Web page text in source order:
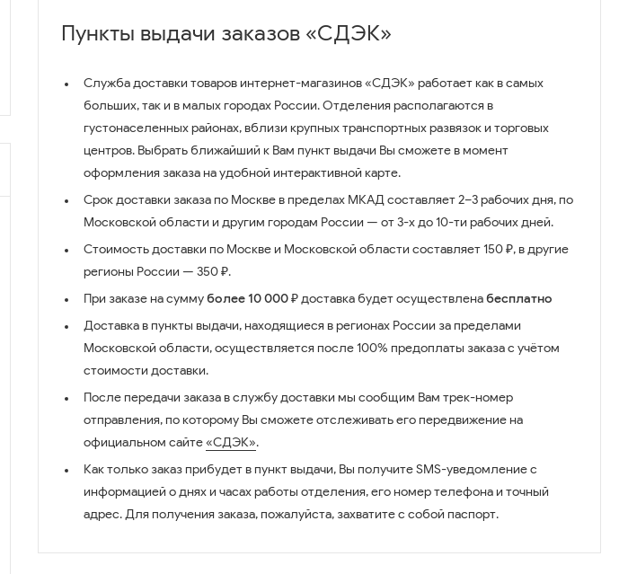
Пункты выдачи заказов «СДЭК»
Служба доставки товаров интернет-магазинов «СДЭК» работает как в самых
больших, так и в малых городах России. Отделения располагаются в
густонаселенных районах, вблизи крупных транспортных развязок и торговых
центров. Выбрать ближайший к Вам пункт выдачи Вы сможете в момент
оформления заказа на удобной интерактивной карте.
Срок доставки заказа по Москве в пределах МКАД составляет 2–3 рабочих дня, по
Московской области и другим городам России — от 3-х до 10-ти рабочих дней.
Стоимость доставки по Москве и Московской области составляет 150 ₽, в другие
регионы России — 350 ₽.
При заказе на суммуболее 10 000 ₽доставка будет осуществленабесплатно
Доставка в пункты выдачи, находящиеся в регионах России за пределами
Московской области, осуществляется после 100% предоплаты заказа с учётом
стоимости доставки.
После передачи заказа в службу доставки мы сообщим Вам трек-номер
отправления, по которому Вы сможете отслеживать его передвижение на
официальном сайте«СДЭК».
Как только заказ прибудет в пункт выдачи, Вы получите SMS-уведомление с
информацией о днях и часах работы отделения, его номер телефона и точный
адрес. Для получения заказа, пожалуйста, захватите с собой паспорт.